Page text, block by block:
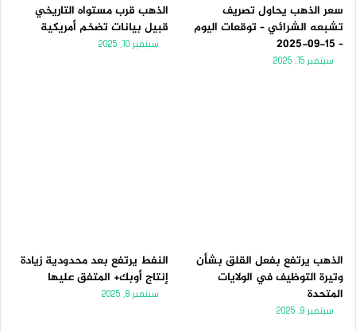
سعر الذهب يحاول تصريف
تشبعه الشرائي – توقعات اليوم
– 15-09-2025
سبتمبر 15, 2025
الذهب قرب مستواه التاريخي
قبيل بيانات تضخم أمريكية
سبتمبر 10, 2025
الذهب يرتفع بفعل القلق بشأن
وتيرة التوظيف في الولايات
المتحدة
سبتمبر 9, 2025
النفط يرتفع بعد محدودية زيادة
إنتاج أوبك+ المتفق عليها
سبتمبر 8, 2025